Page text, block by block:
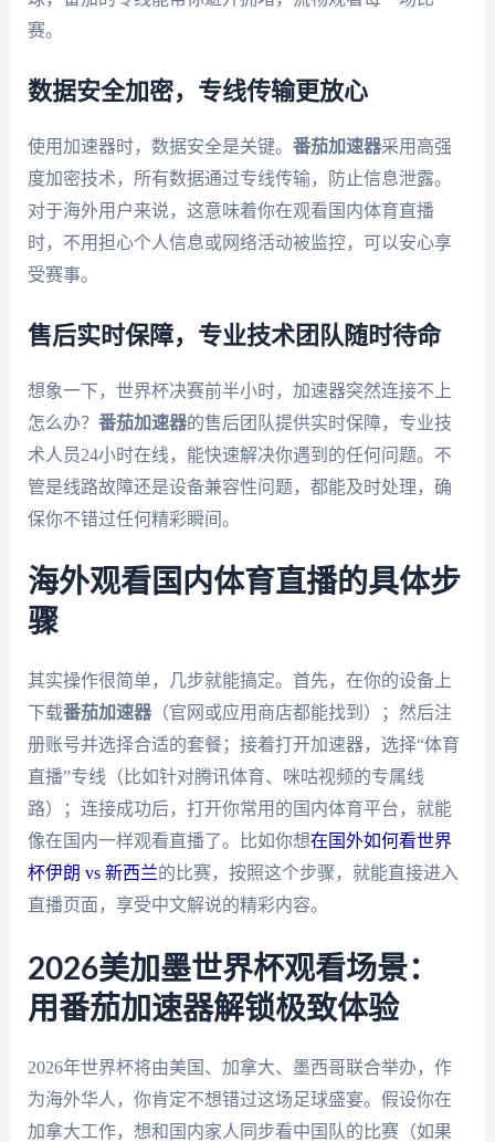
赛。
数据安全加密，专线传输更放心
使用加速器时，数据安全是关键。 番茄加速器采用高强
度加密技术，所有数据通过专线传输，防止信息泄露。
对于海外用户来说，这意味着你在观看国内体育直播
时，不用担心个人信息或网络活动被监控，可以安心享
受赛事。
售后实时保障，专业技术团队随时待命
想象一下，世界杯决赛前半小时，加速器突然连接不上
怎么办？ 番茄加速器的售后团队提供实时保障，专业技
术人员24小时在线，能快速解决你遇到的任何问题。不
管是线路故障还是设备兼容性问题，都能及时处理，确
保你不错过任何精彩瞬间。
海外观看国内体育直播的具体步
骤
其实操作很简单，几步就能搞定。首先，在你的设备上
下载番茄加速器（官网或应用商店都能找到）；然后注
册账号并选择合适的套餐；接着打开加速器，选择“体育
直播”专线（比如针对腾讯体育、咪咕视频的专属线
路）；连接成功后，打开你常用的国内体育平台，就能
像在国内一样观看直播了。比如你想在国外如何看世界
杯伊朗 vs 新西兰的比赛，按照这个步骤，就能直接进入
直播页面，享受中文解说的精彩内容。
2026美加墨世界杯观看场景：
用番茄加速器解锁极致体验
2026年世界杯将由美国、加拿大、墨西哥联合举办，作
为海外华人，你肯定不想错过这场足球盛宴。假设你在
加拿大工作，想和国内家人同步看中国队的比赛（如果